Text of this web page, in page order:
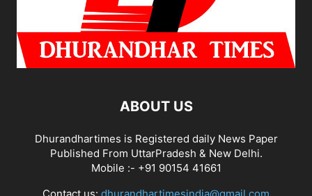
ABOUT US
Dhurandhartimes is Registered daily News Paper
Published From UttarPradesh & New Delhi.
Mobile :- +91 90154 41661